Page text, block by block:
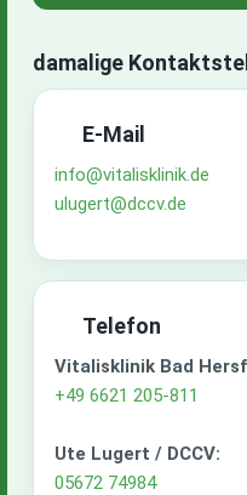
damalige
E-Mail
info@vitalisklinik.de
ulugert@dccv.de
Telefon
Vitalisklinik Bad
+49 6621 205-811
Ute Lugert / DCCV:
05672 74984